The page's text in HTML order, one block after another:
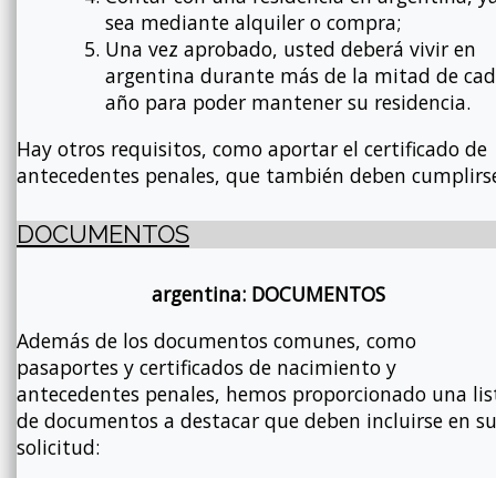
sea mediante alquiler o compra;
Una vez aprobado, usted deberá vivir en
argentina durante más de la mitad de
año para poder mantener su residencia.
Hay otros requisitos, como aportar el certificado de
antecedentes penales, que también deben
DOCUMENTOS
argentina: DOCUMENTOS
Además de los documentos comunes, como
pasaportes y certificados de nacimiento y
antecedentes penales, hemos proporcionado una
de documentos a destacar que deben incluirse en su
solicitud: